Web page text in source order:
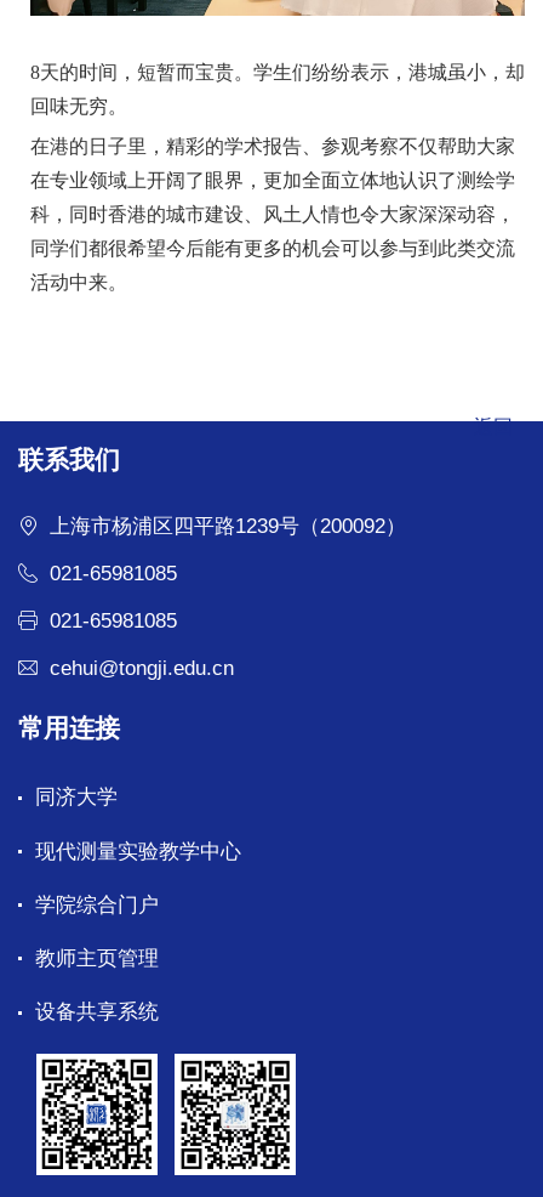
8天的时间，短暂而宝贵。学生们纷纷表示，港城虽小，却
回味无穷。
在港的日子里，精彩的学术报告、参观考察不仅帮助大家
在专业领域上开阔了眼界，更加全面立体地认识了测绘学
科，同时香港的城市建设、风土人情也令大家深深动容，
同学们都很希望今后能有更多的机会可以参与到此类交流
活动中来。
返回
联系我们
上海市杨浦区四平路1239号（200092）
021-65981085
021-65981085
cehui@tongji.edu.cn
常用连接
同济大学
现代测量实验教学中心
学院综合门户
教师主页管理
设备共享系统